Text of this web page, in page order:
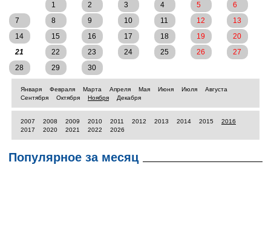
1
2 3 4 5
6
7
8 9 10 11 12
13
14
15 16 17 18 19
20
21
22 23 24 25 26
27
28
29 30
Января Февраля Марта Апреля Мая Июня Июля
Августа
Сентября
Октября Ноября Декабря
2007 2008 2009 2010 2011 2012 2013 2014 2015
2016
2017
2020 2021 2022 2026
Популярное за месяц